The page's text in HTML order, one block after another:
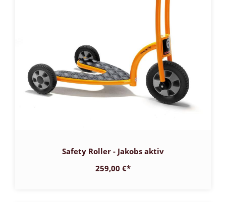
Safety Roller - Jakobs aktiv
259,00 €*